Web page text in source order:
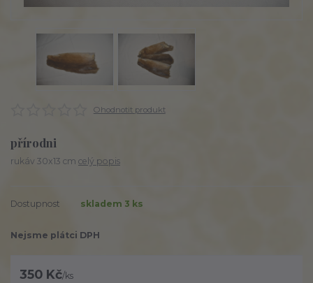
Ohodnotit produkt
přírodni
rukáv 30x13 cm celý popis
Dostupnost skladem 3 ks
Nejsme plátci DPH
350 Kč/ks